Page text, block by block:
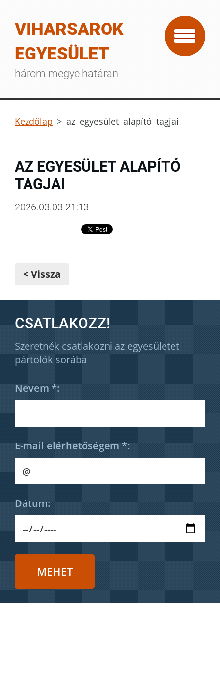
VIHARSAROK
EGYESÜLET
három megye határán
Kezdőlap > az egyesület alapító tagjai
AZ EGYESÜLET ALAPÍTÓ
TAGJAI
2026.03.03 21:13
< Vissza
CSATLAKOZZ!
Szeretnék csatlakozni az egyesületet
pártolók sorába
Nevem *:
E-mail elérhetőségem *:
Dátum: